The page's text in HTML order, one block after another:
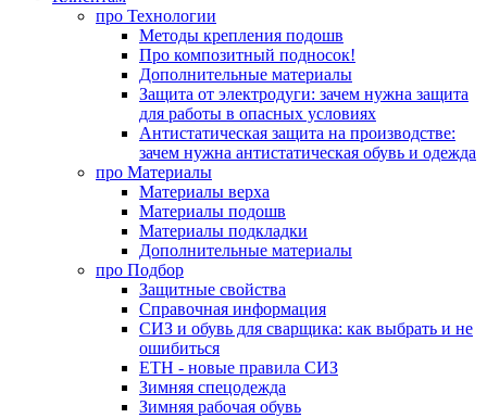
про Технологии
Методы крепления подошв
Про композитный подносок!
Дополнительные материалы
Защита от электродуги: зачем нужна защита
для работы в опасных условиях
Антистатическая защита на производстве:
зачем нужна антистатическая обувь и одежда
про Материалы
Материалы верха
Материалы подошв
Материалы подкладки
Дополнительные материалы
про Подбор
Защитные свойства
Справочная информация
СИЗ и обувь для сварщика: как выбрать и не
ошибиться
ЕТН - новые правила СИЗ
Зимняя спецодежда
Зимняя рабочая обувь